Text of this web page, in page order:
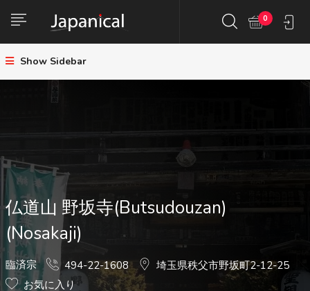
0
Show Sidebar
仏道山 野坂寺(Butsudouzan)
(Nosakaji)
臨済宗 494-22-1608
埼玉県秩父市野坂町2-12-25
お気に入り